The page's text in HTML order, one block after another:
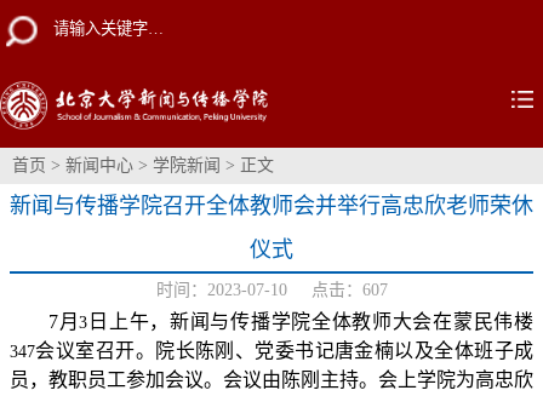
首页 > 新闻中心 > 学院新闻 > 正文
新闻与传播学院召开全体教师会并举行高忠欣老师荣休
仪式
时间：2023-07-10 点击： 607
7月3 日上午，新闻与传播学院全体教师大会在蒙民伟楼
347会议室召开。院长陈刚、党委书记唐金楠以及全体班子成
员，教职员工参加会议。会议由陈刚主持。会上学院为高忠欣